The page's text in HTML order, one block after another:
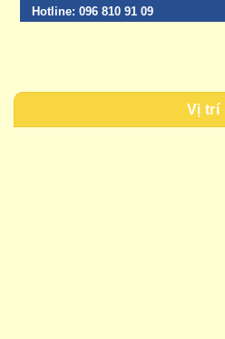
Hotline: 096 810 91 09
Vị trí